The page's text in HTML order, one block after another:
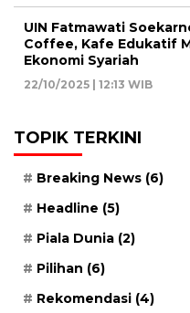
UIN Fatmawati
Coffee, Kafe Edukatif
Ekonomi Syariah
22/10/2025 | 12:13 WIB
TOPIK TERKINI
Breaking News (6)
Headline (5)
Piala Dunia (2)
Pilihan (6)
Rekomendasi (4)